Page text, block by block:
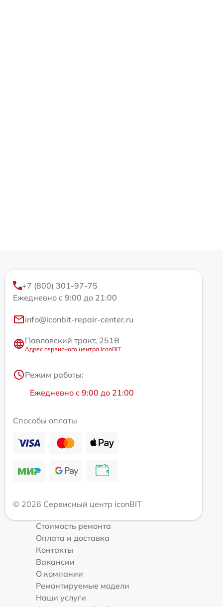
+7 (800) 301-97-75
Ежедневно с 9:00 до 21:00
info@iconbit-repair-center.ru
Павловский тракт, 251В
Адрес сервисного центра iconBIT
Режим работы:
Ежедневно с 9:00 до 21:00
Способы оплаты
© 2026 Сервисный центр iconBIT
Стоимость ремонта
Оплата и доставка
Контакты
Вакансии
О компании
Ремонтируемые модели
Наши услуги